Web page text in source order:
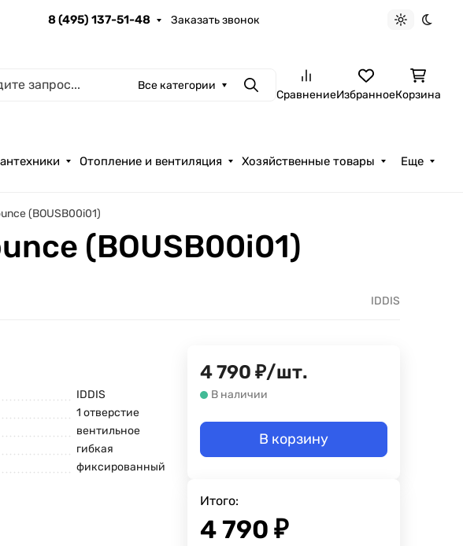
8 (495) 137-51-48 Заказать звонок
Светлая
Все категории ПоискСравнениеИзбранноеКорзина
Отопление и вентиляция Хозяйственные товары Еще
(BOUSB00i01)
(BOUSB00i01)
IDDIS
IDDIS
1 отверстие
вентильное
гибкая
фиксированный
4 790 ₽/шт.
В наличии
В корзину
Итого:
4 790 ₽